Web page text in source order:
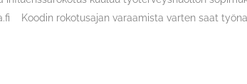
Koodin rokotusajan varaamista varten saat